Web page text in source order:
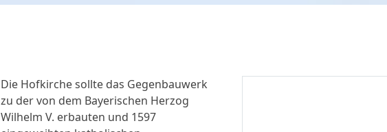
Die Hofkirche sollte das Gegenbauwerk
zu der von dem Bayerischen Herzog
Wilhelm V. erbauten und 1597